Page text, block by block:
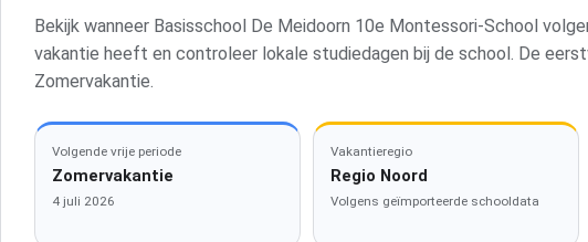
Bekijk wanneer Basisschool De Meidoorn 10e Montessori-School
vakantie heeft en controleer lokale studiedagen bij de school. De
Zomervakantie.
Volgende vrije periode
Zomervakantie
4 juli 2026
Vakantieregio
Regio Noord
Volgens geïmporteerde schooldata